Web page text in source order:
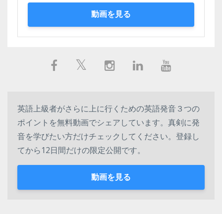
動画を見る
英語上級者がさらに上に行くための英語発音３つの
ポイントを無料動画でシェアしています。真剣に発
音を学びたい方だけチェックしてください。登録し
てから12日間だけの限定公開です。
動画を見る